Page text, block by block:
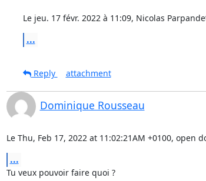
Le jeu. 17 févr. 2022 à 11:09, Nicolas
...
Reply
attachment
Dominique Rousseau
Le Thu, Feb 17, 2022 at 11:02:21AM +0100, open
...
Tu veux pouvoir faire quoi ?